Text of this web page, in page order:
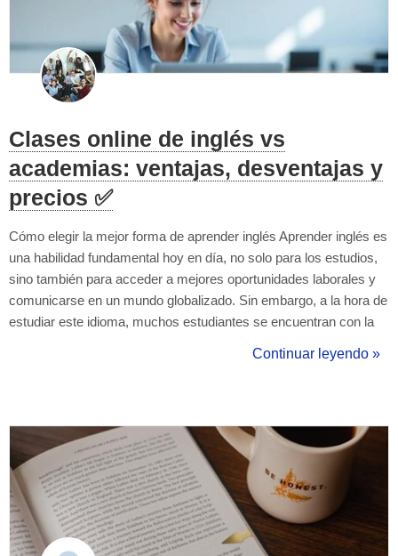
Clases online de inglés vs
academias: ventajas, desventajas y
precios ✅
Cómo elegir la mejor forma de aprender inglés Aprender inglés es
una habilidad fundamental hoy en día, no solo para los estudios,
sino también para acceder a mejores oportunidades laborales y
comunicarse en un mundo globalizado. Sin embargo, a la hora de
estudiar este idioma, muchos estudiantes se encuentran con la
inglés? En los últimos años, las clases online de inglés han
Continuar leyendo »